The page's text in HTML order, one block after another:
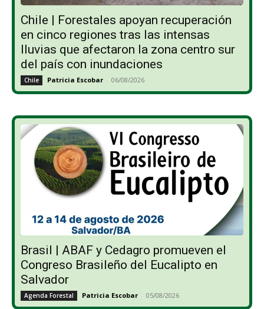
Chile | Forestales apoyan recuperación
en cinco regiones tras las intensas
lluvias que afectaron la zona centro sur
del país con inundaciones
Chile Patricia Escobar - 06/08/2026
Brasil | ABAF y Cedagro promueven el
Congreso Brasileño del Eucalipto en
Salvador
Agenda Forestal Patricia Escobar - 05/08/2026